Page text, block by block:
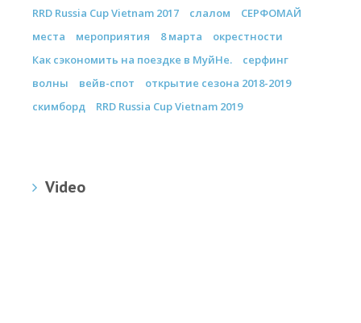
RRD Russia Cup Vietnam 2017
слалом
СЕРФОМАЙ
места
мероприятия 8 марта
окрестности
Как сэкономить на поездке в МуйНе.
серфинг
волны
вейв-спот
открытие сезона 2018-2019
скимборд
RRD Russia Cup Vietnam 2019
Video